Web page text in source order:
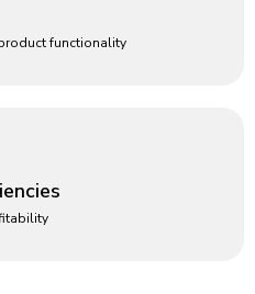
functionality